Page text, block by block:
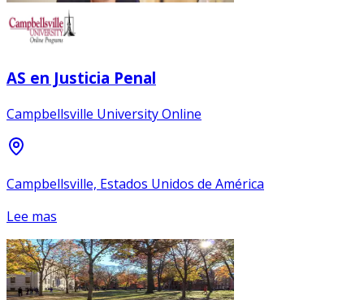
AS en Justicia Penal
Campbellsville University Online
Campbellsville, Estados Unidos de América
Lee mas